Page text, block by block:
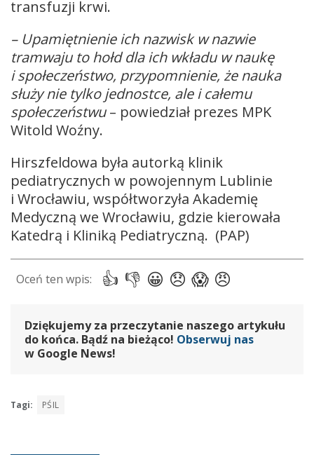
transfuzji krwi.
– Upamiętnienie ich nazwisk w nazwie
tramwaju to hołd dla ich wkładu w naukę
i społeczeństwo, przypomnienie, że nauka
służy nie tylko jednostce, ale i całemu
społeczeństwu– powiedział prezes MPK
Witold Woźny.
Hirszfeldowa była autorką klinik
pediatrycznych w powojennym Lublinie
i Wrocławiu, współtworzyła Akademię
Medyczną we Wrocławiu, gdzie kierowała
Katedrą i Kliniką Pediatryczną. (PAP)
Dziękujemy za przeczytanie naszego artykułu
do końca. Bądź na bieżąco! Obserwuj nas
w Google News!
Tagi: PŚIL